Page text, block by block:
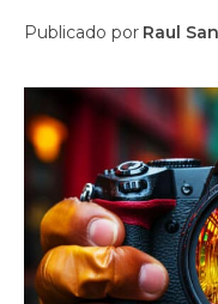
Publicado por Raul